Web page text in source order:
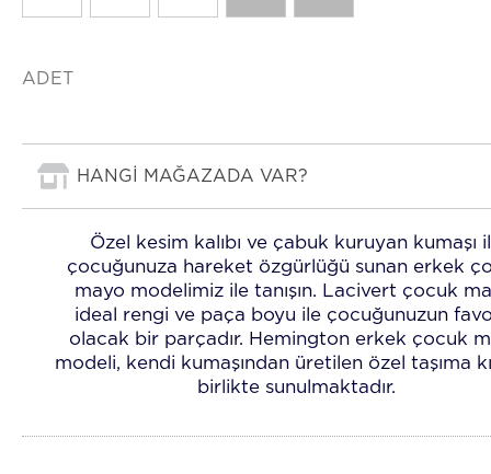
ADET
HANGİ MAĞAZADA VAR?
Özel kesim kalıbı ve çabuk kuruyan kumaşı
çocuğunuza hareket özgürlüğü sunan erkek
mayo modelimiz ile tanışın. Lacivert çocuk
ideal rengi ve paça boyu ile çocuğunuzun
olacak bir parçadır. Hemington erkek çocuk
modeli, kendi kumaşından üretilen özel taşıma
birlikte sunulmaktadır.